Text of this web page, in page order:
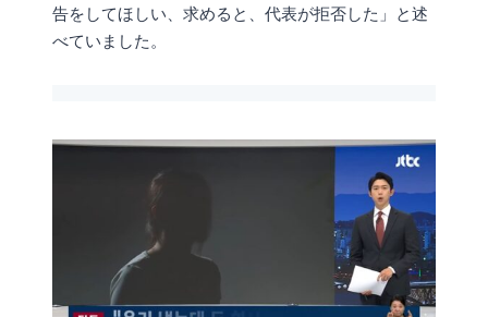
告をしてほしい、求めると、代表が拒否した」と述
べていました。